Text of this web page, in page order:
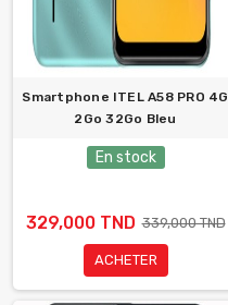
Smartphone ITEL A58 PRO 4G
2Go 32Go Bleu
En stock
329,000 TND 339,000 TND
ACHETER